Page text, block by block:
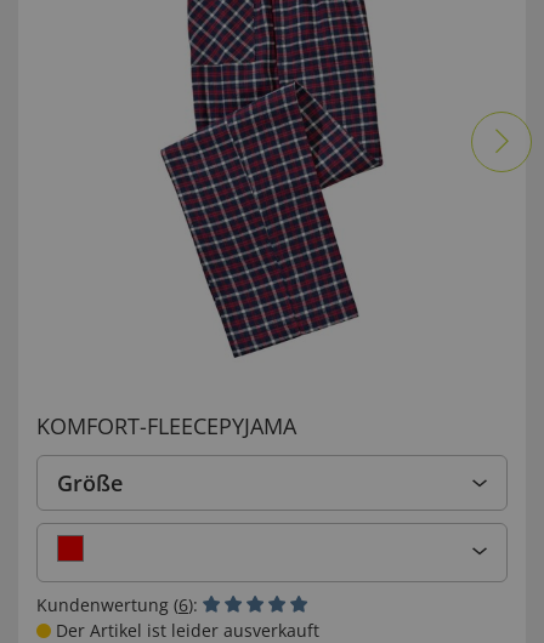
KOMFORT-FLEECEPYJAMA
Größe
Kundenwertung (6):
Der Artikel ist leider ausverkauft